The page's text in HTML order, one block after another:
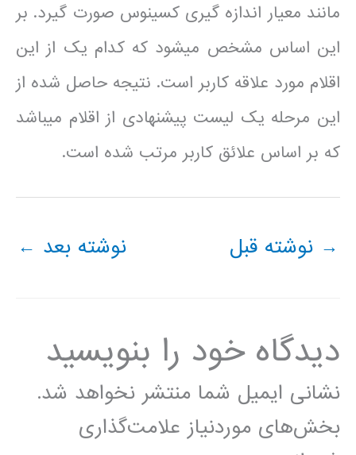
مانند معیار اندازه گیری کسینوس صورت گیرد. بر
این اساس مشخص می­شود که کدام یک از این
اقلام مورد علاقه کاربر است. نتیجه حاصل شده از
این مرحله یک لیست پیشنهادی از اقلام می­باشد
که بر اساس علائق کاربر مرتب شده است.
→ نوشته قبل نوشته بعد ←
دیدگاه‌ خود را بنویسید
نشانی ایمیل شما منتشر نخواهد شد.
بخش‌های موردنیاز علامت‌گذاری